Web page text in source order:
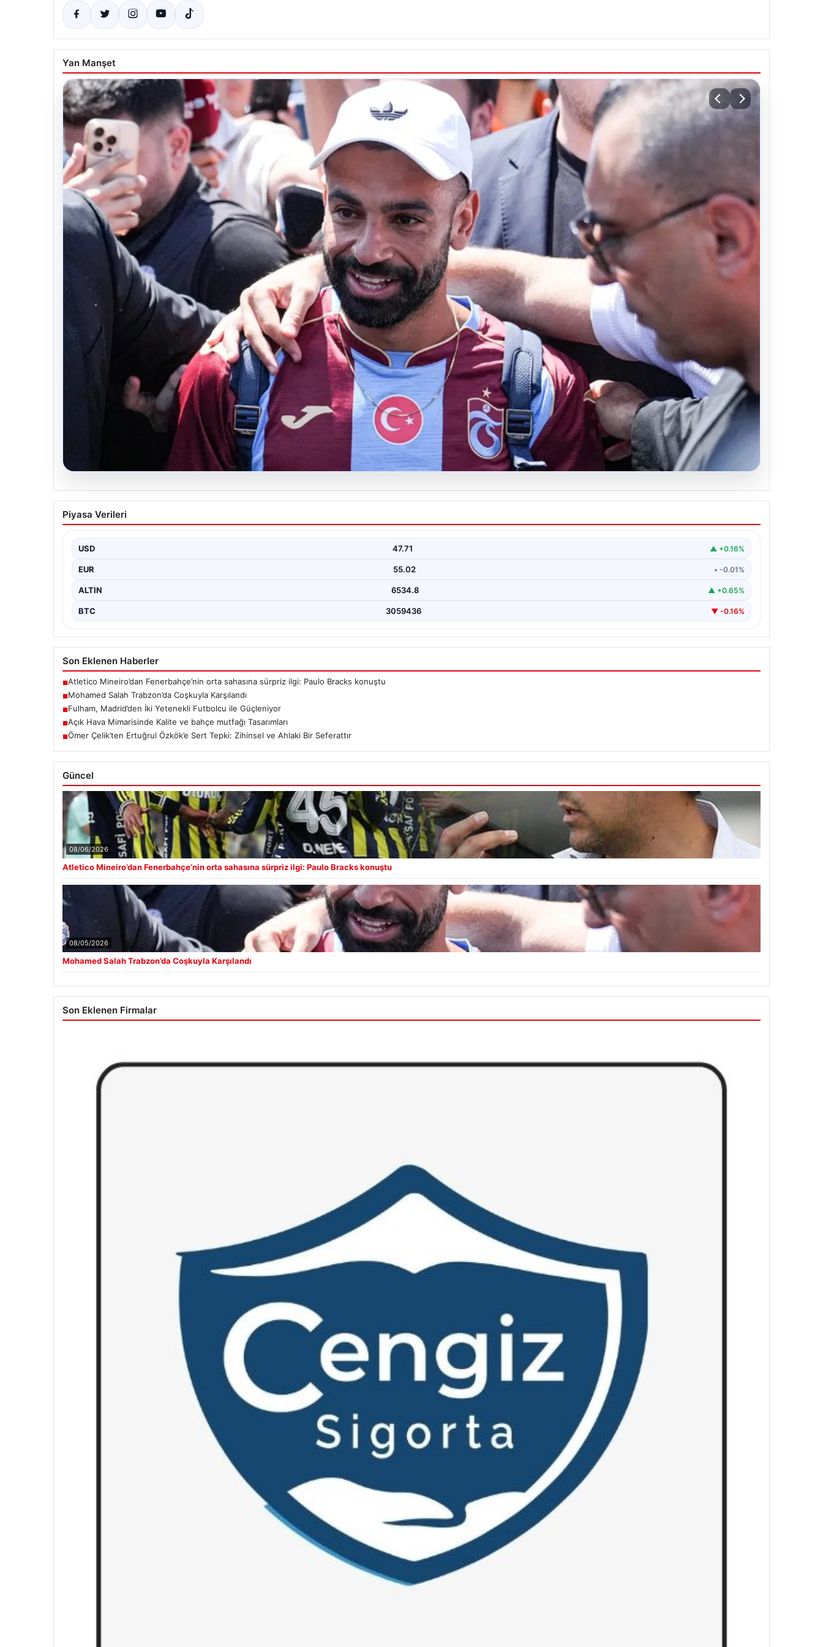
Yan Manşet
05.08.2026
Mohamed Salah Trabzon’da Coşkuyla Karşılandı
Trabzonspor’un yeni transferi Mohamed Salah, yoğun ilgi ve büyük heyecan eşliğinde Trabzon’a geldi. Dünyaca…
Piyasa Verileri
USD 47.71 ▲ +0.16%
EUR 55.02 • -0.01%
ALTIN 6534.8 ▲ +0.65%
BTC 3059436 ▼ -0.16%
Son Eklenen Haberler
■Atletico Mineiro’dan Fenerbahçe’nin orta sahasına sürpriz ilgi: Paulo Bracks konuştu
■Mohamed Salah Trabzon’da Coşkuyla Karşılandı
■Fulham, Madrid’den İki Yetenekli Futbolcu ile Güçleniyor
■Açık Hava Mimarisinde Kalite ve bahçe mutfağı Tasarımları
■Ömer Çelik’ten Ertuğrul Özkök’e Sert Tepki: Zihinsel ve Ahlaki Bir Seferattır
Güncel
08/06/2026
Atletico Mineiro’dan Fenerbahçe’nin orta sahasına sürpriz ilgi: Paulo Bracks konuştu
08/05/2026
Mohamed Salah Trabzon’da Coşkuyla Karşılandı
Son Eklenen Firmalar